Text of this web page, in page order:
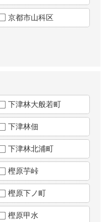
京都市山科区
下津林大般若町
下津林佃
下津林北浦町
樫原芋峠
樫原下ノ町
樫原甲水